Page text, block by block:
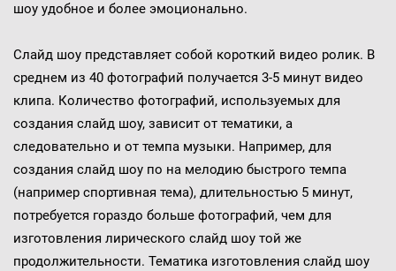
шоу удобное и более эмоционально.
Слайд шоу представляет собой короткий видео ролик. В
среднем из 40 фотографий получается 3-5 минут видео
клипа. Количество фотографий, используемых для
создания слайд шоу, зависит от тематики, а
следовательно и от темпа музыки. Например, для
создания слайд шоу по на мелодию быстрого темпа
(например спортивная тема), длительностью 5 минут,
потребуется гораздо больше фотографий, чем для
изготовления лирического слайд шоу той же
продолжительности. Тематика изготовления слайд шоу